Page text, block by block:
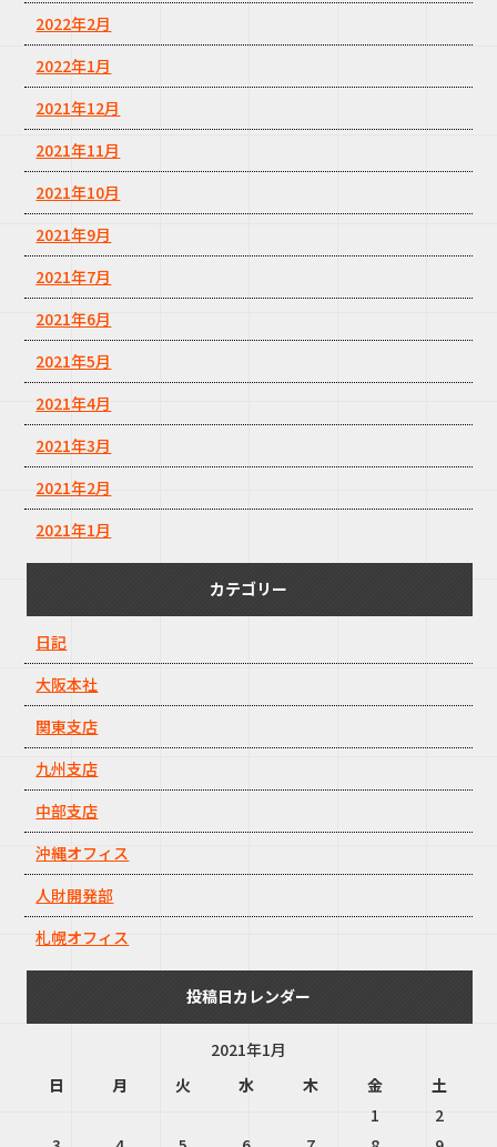
2022年2月
2022年1月
2021年12月
2021年11月
2021年10月
2021年9月
2021年7月
2021年6月
2021年5月
2021年4月
2021年3月
2021年2月
2021年1月
カテゴリー
日記
大阪本社
関東支店
九州支店
中部支店
沖縄オフィス
人財開発部
札幌オフィス
投稿日カレンダー
2021年1月
日
月 火 水 木 金
土
1
2